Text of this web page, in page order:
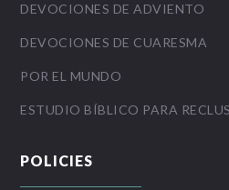
DEVOCIONES DE ADVIENTO
DEVOCIONES DE CUARESMA
POR EL MUNDO
ESTUDIO BÍBLICO PARA
POLICIES